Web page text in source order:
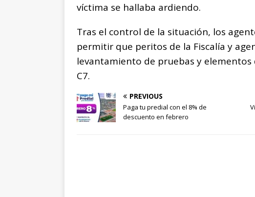
víctima se hallaba ardiendo.
Tras el control de la situación, los
permitir que peritos de la Fiscalía y
levantamiento de pruebas y
C7.
PREVIOUS
Paga tu predial con el 8% de
descuento en febrero